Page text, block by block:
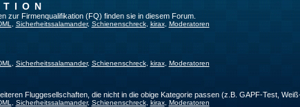
zur Firmenqualifikation (FQ) finden sie in diesem Forum.
Sicherheitssalamander, Schienenschreck, kirax, Moderatoren
Sicherheitssalamander, Schienenschreck, kirax, Moderatoren
Fluggesellschaften, die nicht in die obige Kategorie passen (z.B. GAPF-Test,
Sicherheitssalamander, Schienenschreck, kirax, Moderatoren